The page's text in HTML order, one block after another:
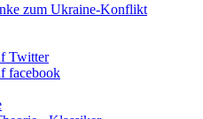
zum Ukraine-Konflikt
Twitter
facebook